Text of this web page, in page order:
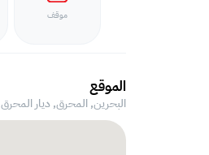
موقف
الموقع
البحرين, المحرق, ديار المحرق